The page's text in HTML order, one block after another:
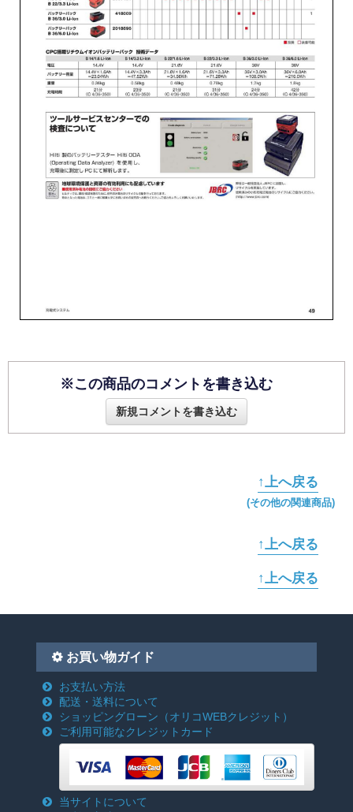
※この商品のコメントを書き込む
新規コメントを書き込む
↑上へ戻る
(その他の関連商品)
↑上へ戻る
↑上へ戻る
お買い物ガイド
お支払い方法
配送・送料について
ショッピングローン （オリコWEBクレジット）
ご利用可能なクレジットカード
当サイトについて